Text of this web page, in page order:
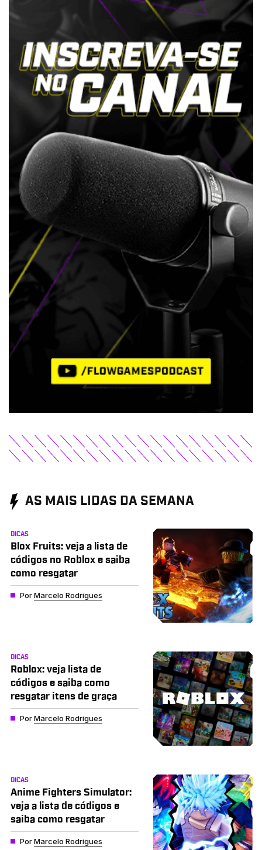
AS MAIS LIDAS DA SEMANA
DICAS
Blox Fruits: veja a lista de
códigos no Roblox e saiba
como resgatar
PorMarcelo Rodrigues
DICAS
Roblox: veja lista de
códigos e saiba como
resgatar itens de graça
PorMarcelo Rodrigues
DICAS
Anime Fighters Simulator:
veja a lista de códigos e
saiba como resgatar
PorMarcelo Rodrigues